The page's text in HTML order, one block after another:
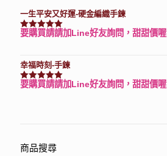
一生平安又好運-硬金編織手鍊
評分7740滿分 5
要購買請請加Line好友詢問，甜甜價喔
幸福時刻-手鍊
評分3150滿分 5
要購買請請加Line好友詢問，甜甜價喔
商品搜尋